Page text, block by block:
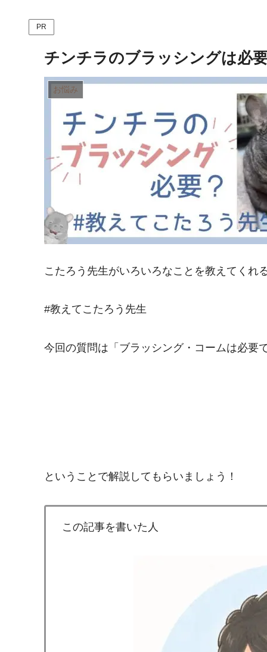
PR
チンチラのブラッシングは必
お悩み
こたろう先生がいろいろなことを教えてくれ
#教えてこたろう先生
今回の質問は「ブラッシング・コームは必要
ということで解説してもらいましょう！
この記事を書いた人